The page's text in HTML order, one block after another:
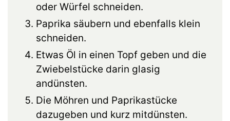
oder Würfel schneiden.
Paprika säubern und ebenfalls klein
schneiden.
Etwas Öl in einen Topf geben und die
Zwiebelstücke darin glasig
andünsten.
Die Möhren und Paprikastücke
dazugeben und kurz mitdünsten.